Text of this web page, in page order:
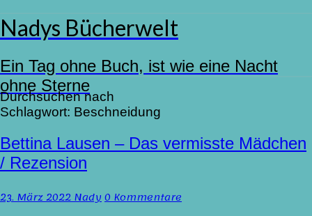
Nadys Bücherwelt
Ein Tag ohne Buch, ist wie eine Nacht
ohne Sterne
Durchsuchen nach
Schlagwort: Beschneidung
Bettina
Lausen
–
vermisste
Bettina Lausen – Das vermisste Mädchen
/ Rezension
23. März 2022NadyKommentare
0 Kommentare